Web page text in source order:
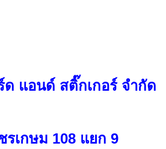
ด แอนด์ สติ๊กเกอร์ จำกัด
รเกษม 108 แยก 9